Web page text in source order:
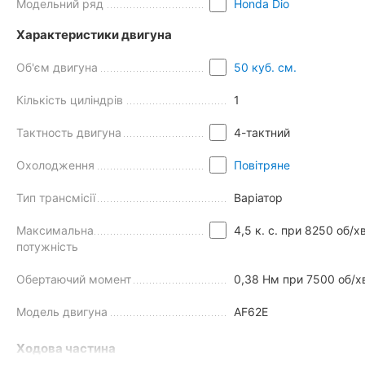
Низький рівень шуму і вібрацій.
Високий рівень екологічності.
Модельний ряд Honda Dio
Характеристики двигуна
Об'єм двигуна 50 куб. см.
Кількість циліндрів 1
Тактность двигуна 4-тактний
Охолодження Повітряне
Тип трансмісії Варіатор
Максимальна
потужність
4,5 к. с. при 8250 об/
Обертаючий момент 0,38 Нм при 7500 об/
Модель двигуна AF62E
Ходова частина